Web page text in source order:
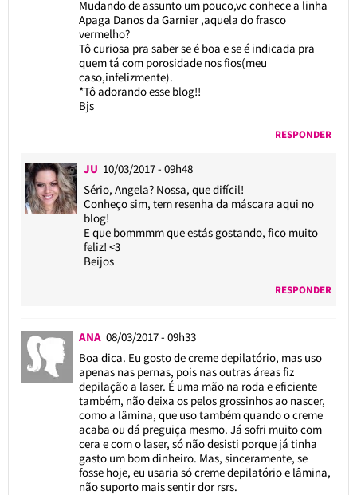
Mudando de assunto um pouco,vc conhece a linha
Apaga Danos da Garnier ,aquela do frasco
vermelho?
Tô curiosa pra saber se é boa e se é indicada pra
quem tá com porosidade nos fios(meu
caso,infelizmente).
*Tô adorando esse blog!!
Bjs
RESPONDER
JU 10/03/2017 - 09h48
Sério, Angela? Nossa, que difícil!
Conheço sim, tem resenha da máscara aqui no
blog!
E que bommmm que estás gostando, fico muito
feliz! <3
Beijos
RESPONDER
ANA 08/03/2017 - 09h33
Boa dica. Eu gosto de creme depilatório, mas uso
apenas nas pernas, pois nas outras áreas fiz
depilação a laser. É uma mão na roda e eficiente
também, não deixa os pelos grossinhos ao nascer,
como a lâmina, que uso também quando o creme
acaba ou dá preguiça mesmo. Já sofri muito com
cera e com o laser, só não desisti porque já tinha
gasto um bom dinheiro. Mas, sinceramente, se
fosse hoje, eu usaria só creme depilatório e lâmina,
não suporto mais sentir dor rsrs.